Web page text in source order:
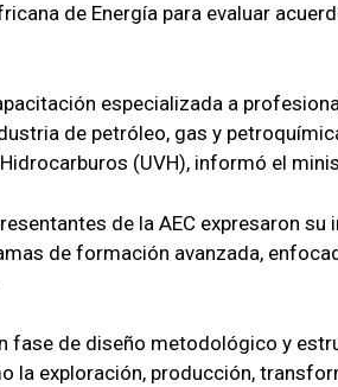
de Energía para evaluar
especializada a
de petróleo, gas y
(UVH), informó el
de la AEC expresaron su
de formación avanzada,
fase de diseño metodológico y
la exploración, producción,